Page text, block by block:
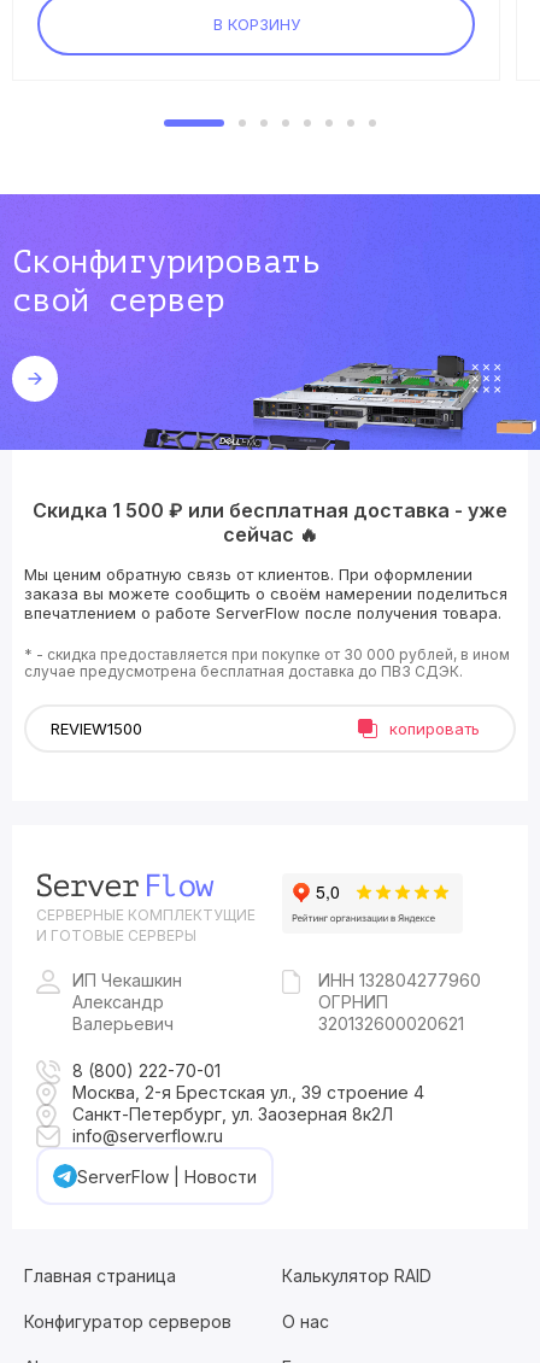
В КОРЗИНУ
Сконфигурировать
свой сервер
Скидка 1 500 ₽ или бесплатная доставка - уже
сейчас 🔥
Мы ценим обратную связь от клиентов. При оформлении
заказа вы можете сообщить о своём намерении поделиться
впечатлением о работе ServerFlow после получения товара.
* - скидка предоставляется при покупке от 30 000 рублей, в ином
случае предусмотрена бесплатная доставка до ПВЗ СДЭК.
копировать
СЕРВЕРНЫЕ КОМПЛЕКТУЩИЕ
И ГОТОВЫЕ СЕРВЕРЫ
ИП Чекашкин
Александр
Валерьевич
ИНН 132804277960
ОГРНИП
320132600020621
8 (800) 222-70-01
Москва, 2-я Брестская ул., 39 строение 4
Санкт-Петербург, ул. Заозерная 8к2Л
info@serverflow.ru
ServerFlow | Новости
Главная страница Калькулятор RAID
Конфигуратор серверов О нас